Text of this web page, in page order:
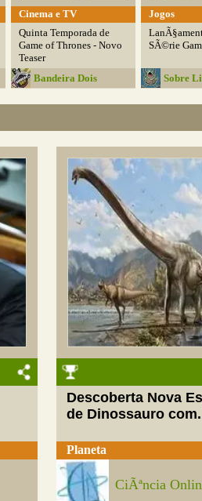
Cinema e TV
Quinta Temporada de
Game of Thrones - Novo
Teaser
Bandeira Dois
Jogos
SÃ©rie
Sobre
Descoberta Nova
de Dinossauro
Planeta
CiÃªncia